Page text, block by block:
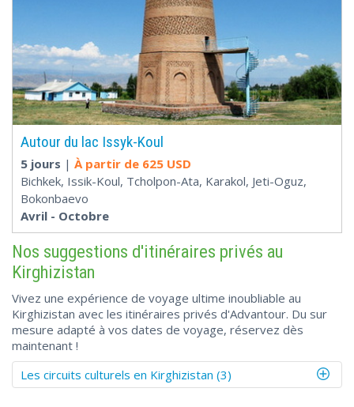
Autour du lac Issyk-Koul
5 jours | À partir de 625 USD
Bichkek, Issik-Koul, Tcholpon-Ata, Karakol, Jeti-Oguz,
Bokonbaevo
Avril - Octobre
Nos suggestions d'itinéraires privés au
Kirghizistan
Vivez une expérience de voyage ultime inoubliable au
Kirghizistan avec les itinéraires privés d'Advantour. Du sur
mesure adapté à vos dates de voyage, réservez dès
maintenant !
Les circuits culturels en Kirghizistan (3)